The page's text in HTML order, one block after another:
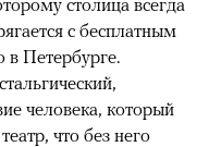
столица всегда
с бесплатным
в Петербурге.
человека, который
что без него